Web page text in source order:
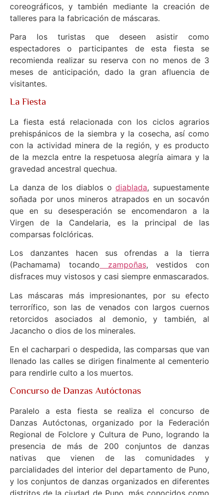
coreográficos, y también mediante la creación de
talleres para la fabricación de máscaras.
Para los turistas que deseen asistir como
espectadores o participantes de esta fiesta se
recomienda realizar su reserva con no menos de 3
meses de anticipación, dado la gran afluencia de
visitantes.
La Fiesta
La fiesta está relacionada con los ciclos agrarios
prehispánicos de la siembra y la cosecha, así como
con la actividad minera de la región, y es producto
de la mezcla entre la respetuosa alegría aimara y la
gravedad ancestral quechua.
La danza de los diablos odiablada, supuestamente
soñada por unos mineros atrapados en un socavón
que en su desesperación se encomendaron a la
Virgen de la Candelaria, es la principal de las
comparsas folclóricas.
Los danzantes hacen sus ofrendas a la tierra
(Pachamama) tocando zampoñas, vestidos con
disfraces muy vistosos y casi siempre enmascarados.
Las máscaras más impresionantes, por su efecto
terrorífico, son las de venados con largos cuernos
retorcidos asociados al demonio, y también, al
Jacancho o dios de los minerales.
En el cacharpari o despedida, las comparsas que van
llenado las calles se dirigen finalmente al cementerio
para rendirle culto a los muertos.
Concurso de Danzas Autóctonas
Paralelo a esta fiesta se realiza el concurso de
Danzas Autóctonas, organizado por la Federación
Regional de Folclore y Cultura de Puno, logrando la
presencia de más de 200 conjuntos de danzas
nativas que vienen de las comunidades y
parcialidades del interior del departamento de Puno,
y los conjuntos de danzas organizados en diferentes
distritos de la ciudad de Puno, más conocidos como